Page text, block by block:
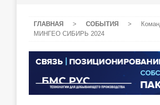
ГЛАВНАЯ > СОБЫТИЯ >
МИНГЕО СИБИРЬ 2024